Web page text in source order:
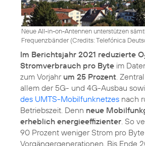
Neue All-in-on-Antennen unterstützen
Frequenzbänder (Credits: Telefónica
Im Berichtsjahr 2021 reduzierte O
Stromverbrauch pro Byte im
zum Vorjahr um 25 Prozent .
allem der 5G- und 4G-Ausbau
des UMTS-Mobilfunknetzes nach
Betriebszeit. Denn neue
erheblich energieeffizienter . So
90 Prozent weniger Strom pro
Vorgängergenerationen. Bis Ende